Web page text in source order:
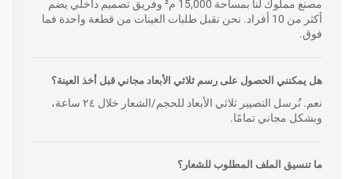
مصنع مملوك لنا بمساحة 15,000 م² وفريق تصميم داخلي يضم
أكثر من 10 أفراد. نحن نقبل طلبات العينات من قطعة واحدة فما
فوق.
هل يمكنني الحصول على رسم ثلاثي الأبعاد مجاني قبل أخذ العينة؟
نعم. نُرسل التصيير ثلاثي الأبعاد للحجم/الشعار خلال ٢٤ ساعة،
وبشكل مجاني تمامًا.
ما تنسيق الملف المطلوب للشعار؟